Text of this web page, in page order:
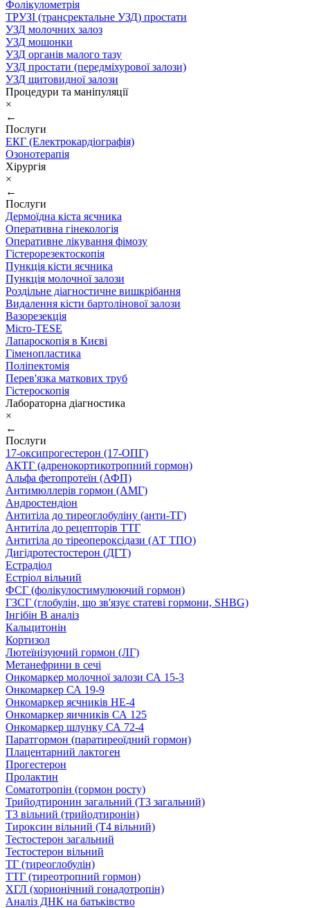
Фолікулометрія
ТРУЗІ (трансректальне УЗД) простати
УЗД молочних залоз
УЗД мошонки
УЗД органів малого тазу
УЗД простати (передміхурової залози)
УЗД щитовидної залози
Процедури та маніпуляції
×
←
Послуги
ЕКГ (Електрокардіографія)
Озонотерапія
Хірургія
×
←
Послуги
Дермоїдна кіста яєчника
Оперативна гінекологія
Оперативне лікування фімозу
Гістерорезектоскопія
Пункція кісти яєчника
Пункція молочної залози
Роздільне діагностичне вишкрібання
Видалення кісти бартолінової залози
Вазорезекція
Micro-TESE
Лапароскопія в Києві
Гіменопластика
Поліпектомія
Перев'язка маткових труб
Гістероскопія
Лабораторна діагностика
×
←
Послуги
17-оксипрогестерон (17-ОПГ)
АКТГ (адренокортикотропний гормон)
Альфа фетопротеїн (АФП)
Антимюллерів гормон (АМГ)
Андростендіон
Антитіла до тиреоглобуліну (анти-ТГ)
Антитіла до рецепторів ТТГ
Антитіла до тіреопероксідази (АТ ТПО)
Дигідротестостерон (ДГТ)
Естрадіол
Естріол вільний
ФСГ (фолікулостимулюючий гормон)
ГЗСГ (глобулін, що зв'язує статеві гормони, SHBG)
Інгібін B аналіз
Кальцитонін
Кортизол
Лютеїнізуючий гормон (ЛГ)
Метанефрини в сечі
Онкомаркер молочної залози СА 15-3
Онкомаркер СА 19-9
Онкомаркер яєчників НЕ-4
Онкомаркер яичників СА 125
Онкомаркер шлунку СА 72-4
Паратгормон (паратиреоїдний гормон)
Плацентарний лактоген
Прогестерон
Пролактин
Соматотропін (гормон росту)
Трийодтиронин загальний (Т3 загальний)
Т3 вільний (трийодтиронін)
Тироксин вільний (Т4 вільний)
Тестостерон загальний
Тестостерон вільний
ТГ (тиреоглобулін)
ТТГ (тиреотропний гормон)
ХГЛ (хорионічний гонадотропін)
Аналіз ДНК на батьківство